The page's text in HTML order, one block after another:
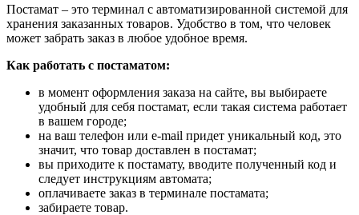
Постамат – это терминал с автоматизированной системой для
хранения заказанных товаров. Удобство в том, что человек
может забрать заказ в любое удобное время.
Как работать с постаматом:
в момент оформления заказа на сайте, вы выбираете
удобный для себя постамат, если такая система работает
в вашем городе;
на ваш телефон или e-mail придет уникальный код, это
значит, что товар доставлен в постамат;
вы приходите к постамату, вводите полученный код и
следует инструкциям автомата;
оплачиваете заказ в терминале постамата;
забираете товар.